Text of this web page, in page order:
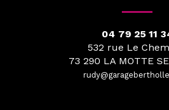
04 79 25 11
532 rue Le
73 290 LA MOTTE